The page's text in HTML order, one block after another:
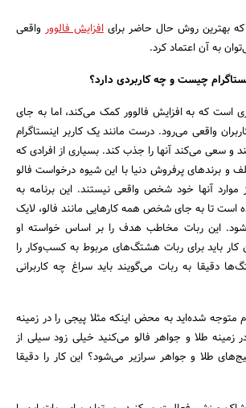
بهترین روش حال حاضر برای افزایش فالوور واقعی
به آن اعتماد کرد.
چیست و چه کاربردی دارد؟
است که به افزایش فالوور کمک می‌کند، اما به جای
واقعی می‌رود. درست مانند یک کاربر اینستاگرام
و سعی می‌کند آنها را جذب کند. بسیاری از افرادی که
و برندهای پرفروش دنیا با این شیوه درخواست فالو
موارد آنها خود شخص واقعی نیستند. این برنامه به
تا به جای شخص همه کارهایی مانند فالو، لایک
شود. این ربات مخاطب هدف را بر اساس خواسته او
کار باید برای ربات هشتگ‌های مربوط به کسب‌وکار را
دقیقا به ربات می‌گویند باید سراغ چه کاربرانی
متوجه شده‌اید به محض اینکه مثلا پیجی را در زمینه
زمینه طلا و جواهر فالو می‌کنید خیلی زود سیلی از
طلا و جواهر سرازیر می‌شود؟ این کار را دقیقا